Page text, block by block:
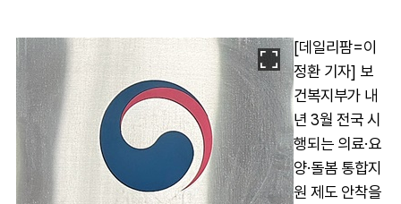
[데일리팜=이
정환 기자] 보
건복지부가 내
년 3월 전국 시
행되는 의료·요
양·돌봄 통합지
원 제도 안착을